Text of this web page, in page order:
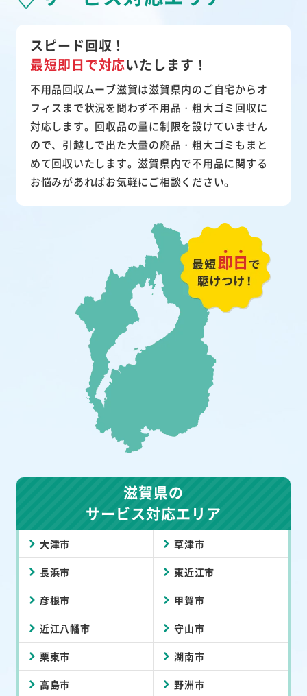
スピード回収！
最短即日で対応いたします！
不用品回収ムーブ滋賀は滋賀県内のご自宅からオ
フィスまで状況を問わず不用品・粗大ゴミ回収に
対応します。回収品の量に制限を設けていません
ので、引越しで出た大量の廃品・粗大ゴミもまと
めて回収いたします。滋賀県内で不用品に関する
お悩みがあればお気軽にご相談ください。
滋賀県の
サービス対応エリア
大津市 草津市
長浜市 東近江市
彦根市 甲賀市
近江八幡市 守山市
栗東市 湖南市
高島市 野洲市